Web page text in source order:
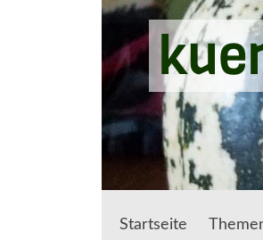
Zum Hauptinhalt springen
Startseite